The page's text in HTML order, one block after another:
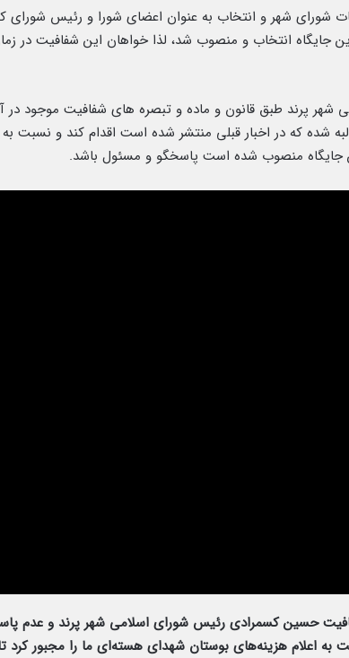
شورای شهر و انتخاب به عنوان اعضای شورا و رئیس شورای
جایگاه انتخاب و منصوب شد، لذا خواهان این شفافیت در
شهر پرند طبق قانون و ماده و تبصره های شفافیت موجود در
شده که در اخبار قبلی منتشر شده است اقدام کند و نسبت
جایگاه منصوب شده است پاسخگو و مسئول باشد.
حسین کسمرادی رئیس شورای اسلامی شهر پرند و عدم
اعلام هزینه‌های بوستان شهدای هسته‌ای ما را مجبور کرد